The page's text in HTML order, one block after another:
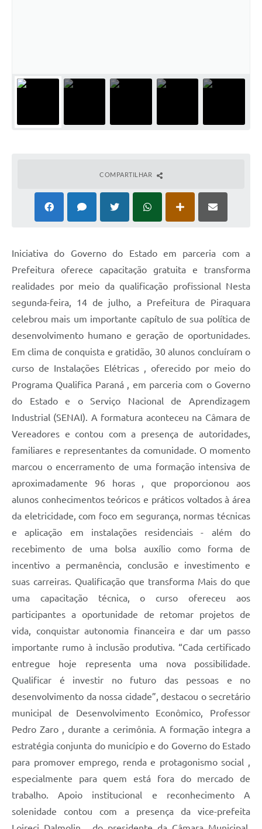
COMPARTILHAR
Iniciativa do Governo do Estado em parceria com a
Prefeitura oferece capacitação gratuita e transforma
realidades por meio da qualificação profissional Nesta
segunda-feira, 14 de julho, a Prefeitura de Piraquara
celebrou mais um importante capítulo de sua política de
desenvolvimento humano e geração de oportunidades.
Em clima de conquista e gratidão, 30 alunos concluíram o
curso de Instalações Elétricas , oferecido por meio do
Programa Qualifica Paraná , em parceria com o Governo
do Estado e o Serviço Nacional de Aprendizagem
Industrial (SENAI). A formatura aconteceu na Câmara de
Vereadores e contou com a presença de autoridades,
familiares e representantes da comunidade. O momento
marcou o encerramento de uma formação intensiva de
aproximadamente 96 horas , que proporcionou aos
alunos conhecimentos teóricos e práticos voltados à área
da eletricidade, com foco em segurança, normas técnicas
e aplicação em instalações residenciais - além do
recebimento de uma bolsa auxílio como forma de
incentivo a permanência, conclusão e investimento e
suas carreiras. Qualificação que transforma Mais do que
uma capacitação técnica, o curso ofereceu aos
participantes a oportunidade de retomar projetos de
vida, conquistar autonomia financeira e dar um passo
importante rumo à inclusão produtiva. “Cada certificado
entregue hoje representa uma nova possibilidade.
Qualificar é investir no futuro das pessoas e no
desenvolvimento da nossa cidade”, destacou o secretário
municipal de Desenvolvimento Econômico, Professor
Pedro Zaro , durante a cerimônia. A formação integra a
estratégia conjunta do município e do Governo do Estado
para promover emprego, renda e protagonismo social ,
especialmente para quem está fora do mercado de
trabalho. Apoio institucional e reconhecimento A
solenidade contou com a presença da vice-prefeita